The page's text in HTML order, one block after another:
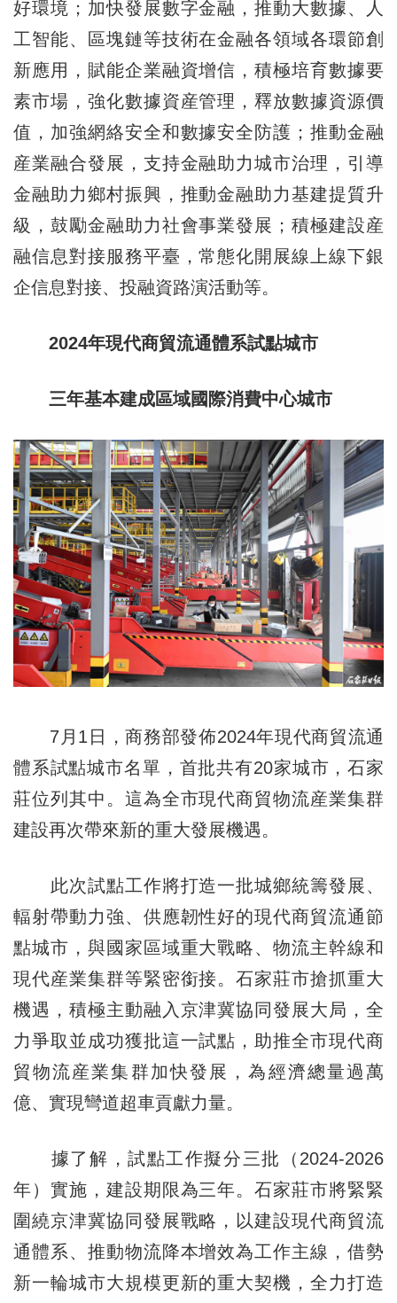
好環境；加快發展數字金融，推動大數據、人
工智能、區塊鏈等技術在金融各領域各環節創
新應用，賦能企業融資增信，積極培育數據要
素市場，強化數據資産管理，釋放數據資源價
值，加強網絡安全和數據安全防護；推動金融
産業融合發展，支持金融助力城市治理，引導
金融助力鄉村振興，推動金融助力基建提質升
級，鼓勵金融助力社會事業發展；積極建設産
融信息對接服務平臺，常態化開展線上線下銀
企信息對接、投融資路演活動等。
2024年現代商貿流通體系試點城市
三年基本建成區域國際消費中心城市
7月1日，商務部發佈2024年現代商貿流通
體系試點城市名單，首批共有20家城市，石家
莊位列其中。這為全市現代商貿物流産業集群
建設再次帶來新的重大發展機遇。
此次試點工作將打造一批城鄉統籌發展、
輻射帶動力強、供應韌性好的現代商貿流通節
點城市，與國家區域重大戰略、物流主幹線和
現代産業集群等緊密銜接。石家莊市搶抓重大
機遇，積極主動融入京津冀協同發展大局，全
力爭取並成功獲批這一試點，助推全市現代商
貿物流産業集群加快發展，為經濟總量過萬
億、實現彎道超車貢獻力量。
據了解，試點工作擬分三批（2024-2026
年）實施，建設期限為三年。石家莊市將緊緊
圍繞京津冀協同發展戰略，以建設現代商貿流
通體系、推動物流降本增效為工作主線，借勢
新一輪城市大規模更新的重大契機，全力打造